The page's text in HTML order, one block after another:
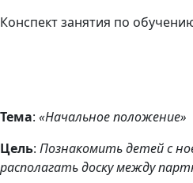
Конспект занятия по
Тема: «Начальное положение»
Цель: Познакомить детей с
располагать доску между